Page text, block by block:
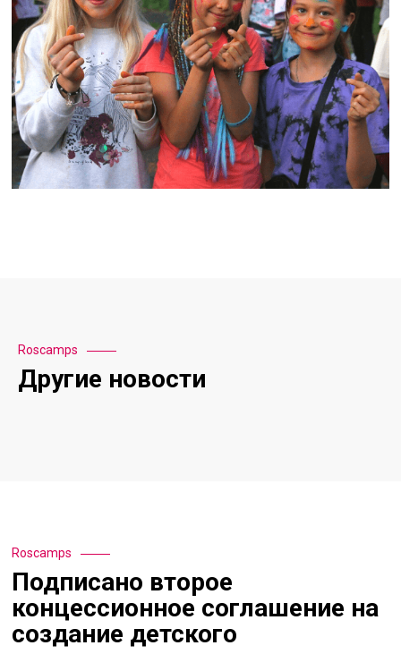
Roscamps
Другие новости
Roscamps
Подписано второе
концессионное соглашение на
создание детского